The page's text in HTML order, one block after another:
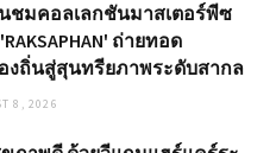
ชมคอลเลกชันมาสเตอร์พีซ
ถ่ายทอด
ถิ่นสู่สุนทรียภาพระดับสากล
8, 2026